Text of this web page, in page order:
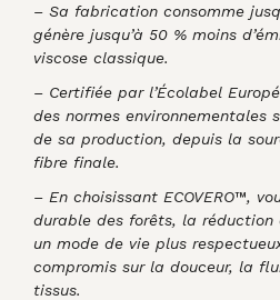
– Sa fabrication consomme
génère jusqu’à 50 % moins
viscose classique.
– Certifiée par l’Écolabel
des normes
de sa production, depuis la
fibre finale.
– En choisissant ECOVERO™,
durable des forêts, la
un mode de vie plus
compromis sur la douceur, la
tissus.